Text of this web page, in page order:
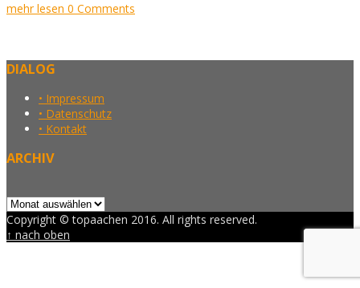
mehr lesen 0 Comments
DIALOG
• Impressum
• Datenschutz
• Kontakt
ARCHIV
Copyright © topaachen 2016. All rights reserved.
↑ nach oben